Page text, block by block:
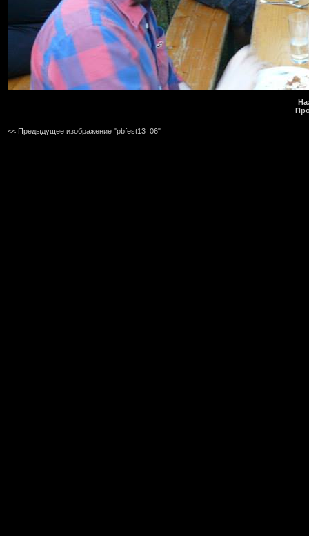
<< Предыдущее изображение "pbfest13_06"